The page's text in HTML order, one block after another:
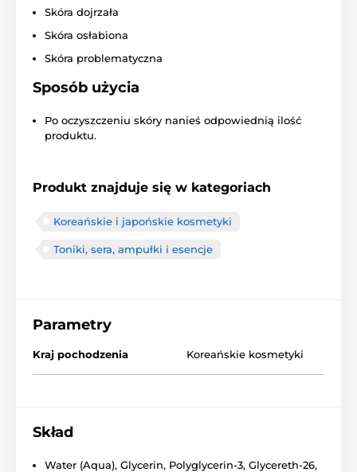
Skóra dojrzała
Skóra osłabiona
Skóra problematyczna
Sposób użycia
Po oczyszczeniu skóry nanieś odpowiednią ilość
produktu.
Produkt znajduje się w kategoriach
Koreańskie i japońskie kosmetyki
Toniki, sera, ampułki i esencje
Parametry
Kraj pochodzenia Koreańskie kosmetyki
Skład
Water (Aqua), Glycerin, Polyglycerin-3, Glycereth-26,